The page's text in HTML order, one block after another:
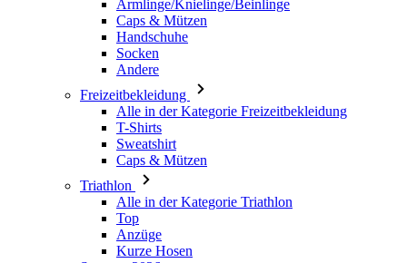
Freizeitbekleidung
Alle in der Kategorie Freizeitbekleidung
T-Shirts
Sweatshirt
Caps & Mützen
Triathlon
Alle in der Kategorie Triathlon
Top
Anzüge
Kurze Hosen
Sommer 2026
Team-Repliken
Special Editions
Ausverkauf
Geschenkgutscheine